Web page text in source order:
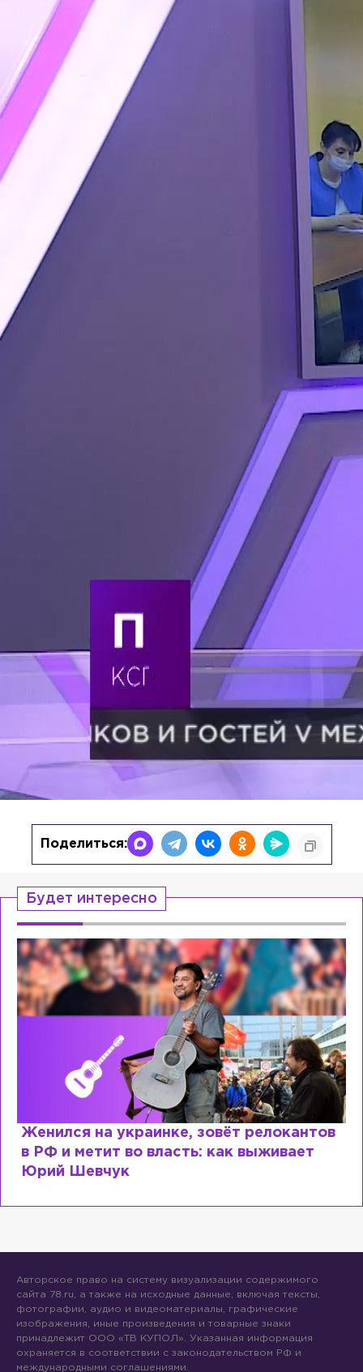
Поделиться:
Будет интересно
Косил от армии, продавал посты и
воровал гумпомощь: что о Зеленском
рассказали «предатели»
Авторское право на систему визуализации содержимого
сайта 78.ru, а также на исходные данные, включая тексты,
фотографии, аудио и видеоматериалы, графические
изображения, иные произведения и товарные знаки
принадлежит ООО «ТВ КУПОЛ». Указанная информация
охраняется в соответствии с законодательством РФ и
международными соглашениями.